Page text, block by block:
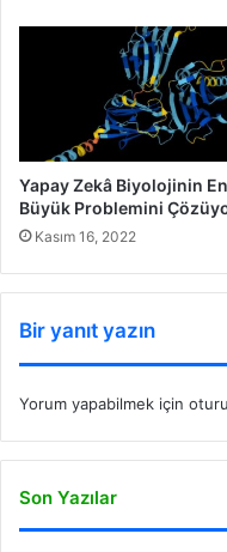
Yapay Zekâ Biyolojinin En
Büyük Problemini
Kasım 16, 2022
Bir yanıt yazın
Yorum yapabilmek için
Son Yazılar